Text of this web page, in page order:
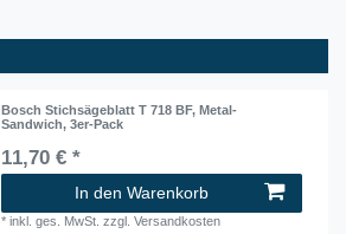
Bosch Stichsägeblatt T 718 BF, Metal-
Sandwich, 3er-Pack
11,70 € *
In den Warenkorb
*inkl. ges. MwSt. zzgl.Versandkosten